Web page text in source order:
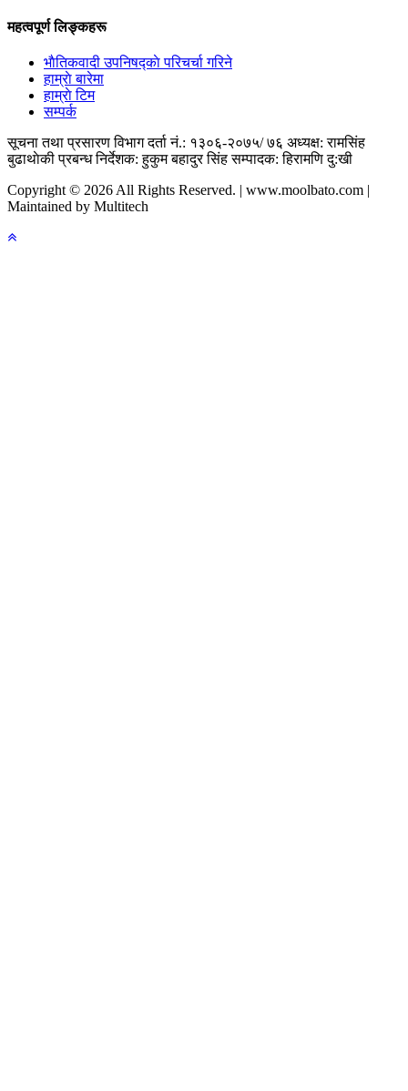
महत्वपूर्ण लिङ्कहरू
भाैतिकवादी उपनिषद्काे परिचर्चा गरिने
हाम्राे बारेमा
हाम्राे टिम
सम्पर्क
सूचना तथा प्रसारण विभाग दर्ता नं.: १३०६-२०७५/ ७६ अध्यक्ष: रामसिंह
बुढाथाेकी प्रबन्ध निर्देशक: हुकुम बहादुर सिंह सम्पादक: हिरामणि दु:खी
Copyright © 2026 All Rights Reserved. | www.moolbato.com |
Maintained by Multitech